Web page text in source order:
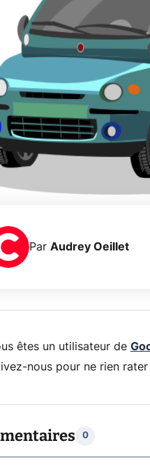
Par Audrey Oeillet
êtes un utilisateur de
nous pour ne rien
0